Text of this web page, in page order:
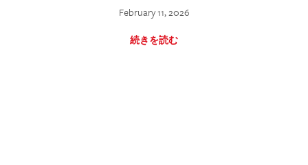
February 11, 2026
続きを読む